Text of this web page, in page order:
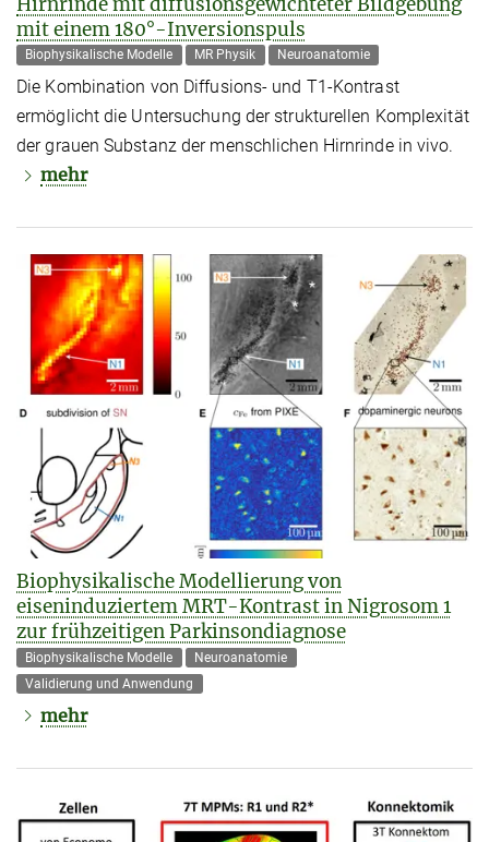
mit einem 180°-Inversionspuls
Biophysikalische Modelle MR Physik Neuroanatomie
Die Kombination von Diffusions- und T1-Kontrast
ermöglicht die Untersuchung der strukturellen Komplexität
der grauen Substanz der menschlichen Hirnrinde in vivo.
mehr
Biophysikalische Modellierung von
eiseninduziertem MRT-Kontrast in Nigrosom 1
zur frühzeitigen Parkinsondiagnose
Biophysikalische Modelle
Neuroanatomie
Validierung und Anwendung
mehr